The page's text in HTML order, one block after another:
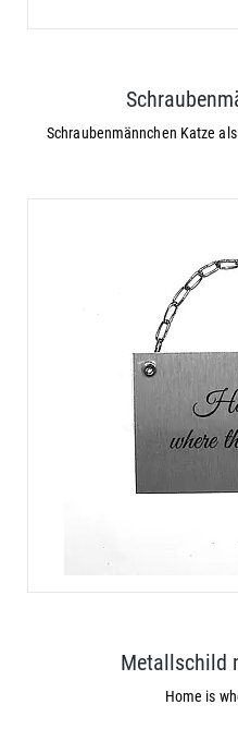
Schraubenmännchen Katze
Metallschild
Home is